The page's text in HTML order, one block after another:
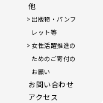
他
出版物・パンフ
レット等
女性活躍推進の
ためのご寄付の
お願い
お問い合わせ
アクセス